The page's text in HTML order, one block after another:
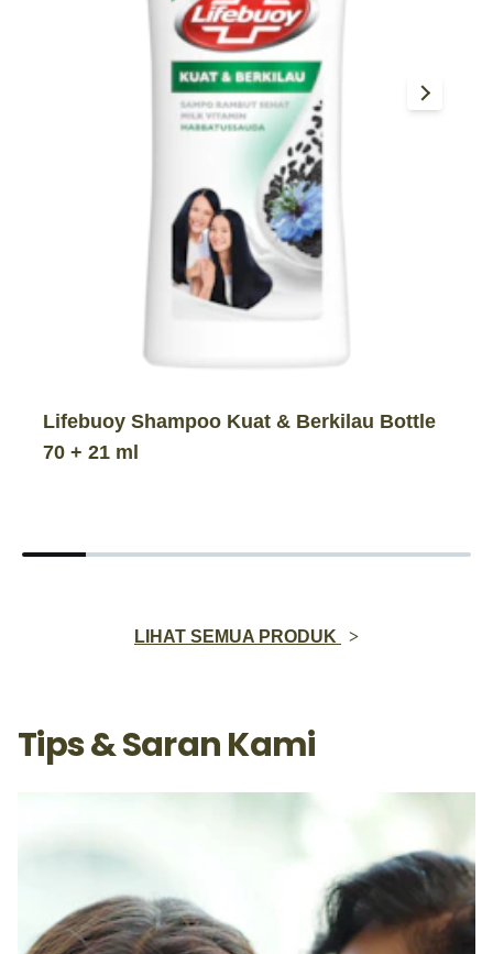
Lifebuoy Shampoo Kuat & Berkilau Bottle
70 + 21 ml
LIHAT SEMUA PRODUK
Tips & Saran Kami